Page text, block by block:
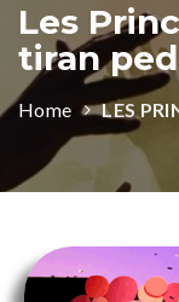
Les
tiran
Home LES